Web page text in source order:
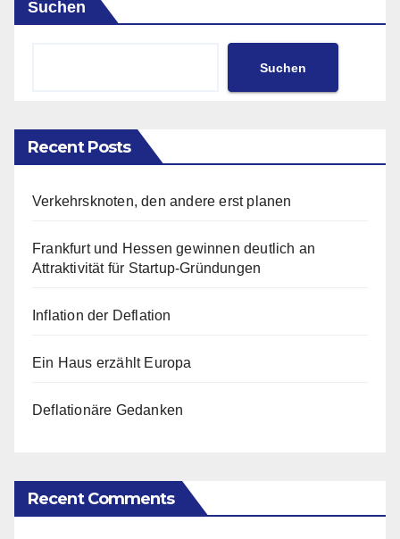
Suchen
Suchen
Recent Posts
Verkehrsknoten, den andere erst planen
Frankfurt und Hessen gewinnen deutlich an
Attraktivität für Startup-Gründungen
Inflation der Deflation
Ein Haus erzählt Europa
Deflationäre Gedanken
Recent Comments